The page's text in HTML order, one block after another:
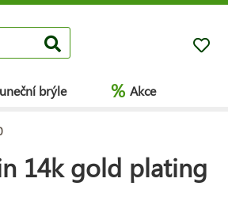
brýle % Akce
14k gold plating